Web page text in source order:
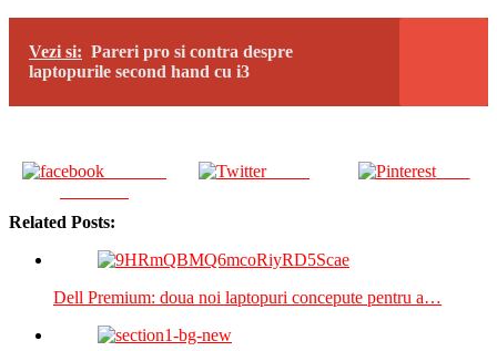
Vezi si: Pareri pro si contra despre
laptopurile second hand cu i3
Tweet Save
Related Posts:
Dell Premium: doua noi laptopuri concepute pentru a…